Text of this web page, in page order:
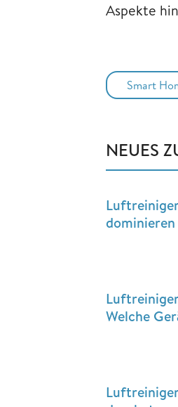
Aspekte
Smart
NEUES
Welche